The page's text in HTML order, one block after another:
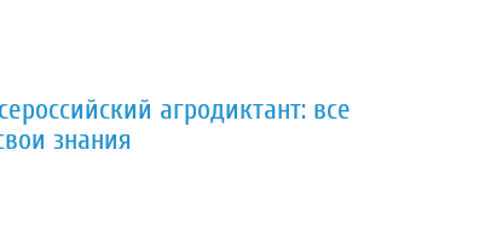
агродиктант: все
знания